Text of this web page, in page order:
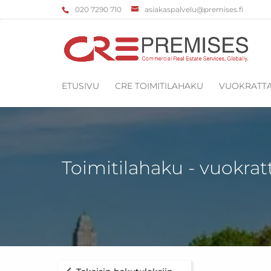
‌020 7290 710 asiakaspalvelu@premises.fi
ETUSIVU CRE TOIMITILAHAKU
Toimitilahaku -